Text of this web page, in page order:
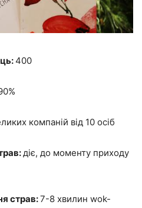
400
компаній від 10 осіб
діє, до моменту приходу
страв:7-8 хвилин wok-